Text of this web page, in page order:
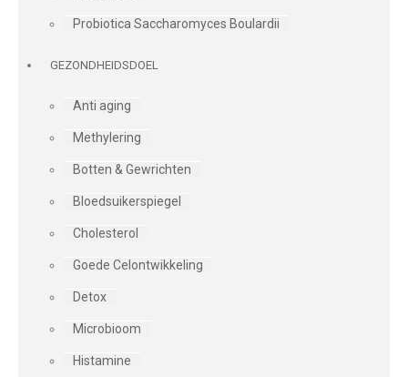
Probiotica Saccharomyces Boulardii
GEZONDHEIDSDOEL
Anti aging
Methylering
Botten & Gewrichten
Bloedsuikerspiegel
Cholesterol
Goede Celontwikkeling
Detox
Microbioom
Histamine